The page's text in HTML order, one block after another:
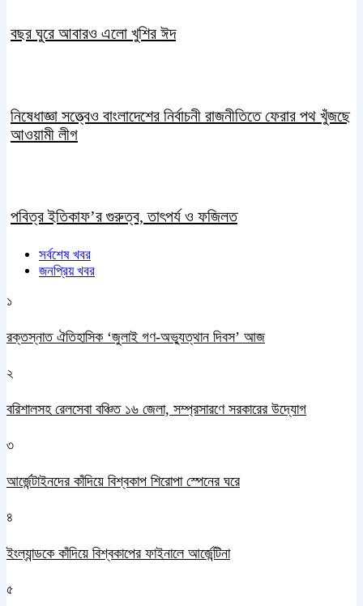
বছর ঘুরে আবারও এলো খুশির ঈদ
নিষেধাজ্ঞা সত্ত্বেও বাংলাদেশের নির্বাচনী রাজনীতিতে ফেরার পথ খুঁজছে
আওয়ামী লীগ
পবিত্র ইতিকাফ’র গুরুত্ব, তাৎপর্য ও ফজিলত
সর্বশেষ খবর
জনপ্রিয় খবর
১
রক্তস্নাত ঐতিহাসিক ‌‘জুলাই গণ-অভ্যুত্থান দিবস’ আজ
২
বরিশালসহ রেলসেবা বঞ্চিত ১৬ জেলা, সম্প্রসারণে সরকারের উদ্যোগ
৩
আর্জেন্টাইনদের কাঁদিয়ে বিশ্বকাপ শিরোপা স্পেনের ঘরে
৪
ইংল্যান্ডকে কাঁদিয়ে বিশ্বকাপের ফাইনালে আর্জেন্টিনা
৫